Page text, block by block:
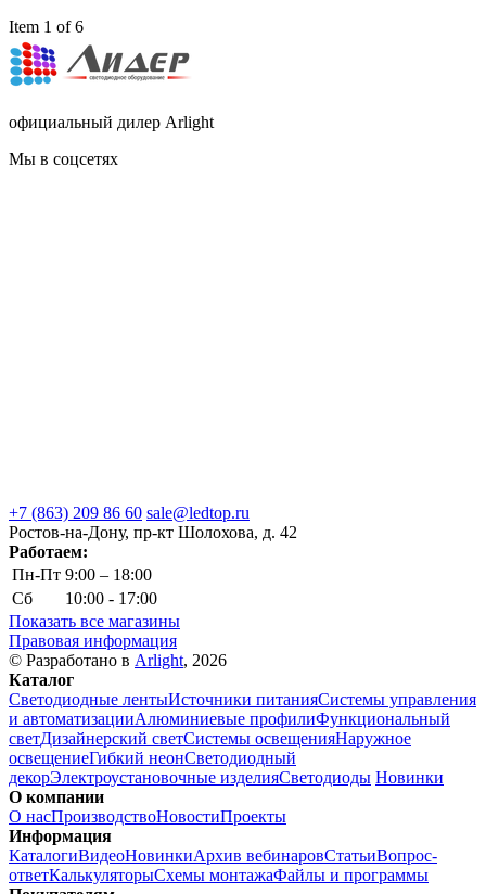
Item 1 of 6
официальный дилер Arlight
Мы в соцсетях
+7 (863) 209 86 60 sale@ledtop.ru
Ростов-на-Дону, пр-кт Шолохова, д. 42
Работаем:
Пн-Пт 9:00 – 18:00
Сб
10:00 - 17:00
Показать все магазины
Правовая информация
© Разработано в Arlight, 2026
Каталог
Светодиодные лентыИсточники питанияСистемы управления
и автоматизацииАлюминиевые профилиФункциональный
светДизайнерский светСистемы освещенияНаружное
освещениеГибкий неонСветодиодный
декорЭлектроустановочные изделияСветодиоды Новинки
О компании
О насПроизводствоНовостиПроекты
Информация
КаталогиВидеоНовинкиАрхив вебинаровСтатьиВопрос-
ответКалькуляторыСхемы монтажаФайлы и программы